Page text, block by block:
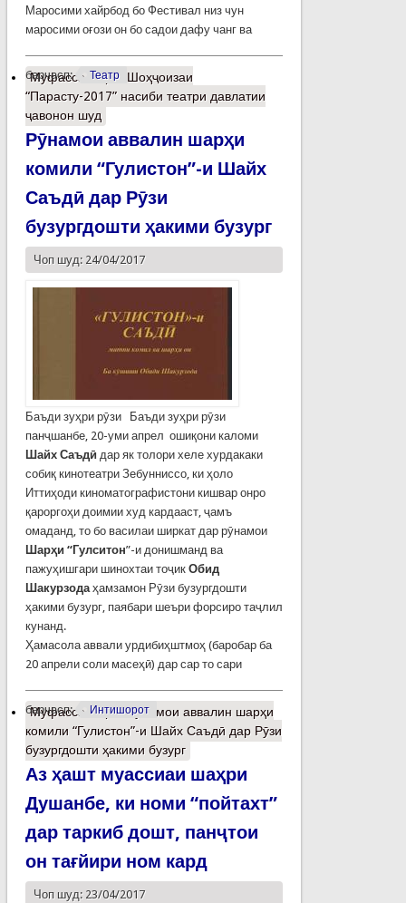
Маросими хайрбод бо Фестивал низ чун
маросими оғози он бо садои дафу чанг ва
барчасп: Театр
Муфассалтаро Шоҳҷоизаи
“Парасту-2017” насиби театри давлатии
ҷавонон шуд
Рӯнамои аввалин шарҳи
комили “Гулистон”-и Шайх
Саъдӣ дар Рӯзи
бузургдошти ҳакими бузург
Чоп шуд: 24/04/2017
Баъди зуҳри рӯзи Баъди зуҳри рӯзи
панҷшанбе, 20-уми апрел ошиқони каломи
Шайх Саъдӣ дар як толори хеле хурдакаки
собиқ кинотеатри Зебунниссо, ки ҳоло
Иттиҳоди киноматографистони кишвар онро
қароргоҳи доимии худ кардааст, ҷамъ
омаданд, то бо василаи ширкат дар рӯнамои
Шарҳи “Гулситон”-и донишманд ва
пажуҳишгари шинохтаи тоҷик Обид
Шакурзодаҳамзамон Рӯзи бузургдошти
ҳакими бузург, паябари шеъри форсиро таҷлил
кунанд.
Ҳамасола аввали урдибиҳштмоҳ (баробар ба
20 апрели соли масеҳӣ) дар сар то сари
барчасп: Интишорот
Муфассалтаро Рӯнамои аввалин шарҳи
комили “Гулистон”-и Шайх Саъдӣ дар Рӯзи
бузургдошти ҳакими бузург
Аз ҳашт муассиаи шаҳри
Душанбе, ки номи “пойтахт”
дар таркиб дошт, панҷтои
он тағйири ном кард
Чоп шуд: 23/04/2017